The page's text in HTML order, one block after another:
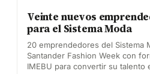
Veinte nuevos
para el Sistema Moda
20 emprendedores del Sistema
Santander Fashion Week con
IMEBU para convertir su talento